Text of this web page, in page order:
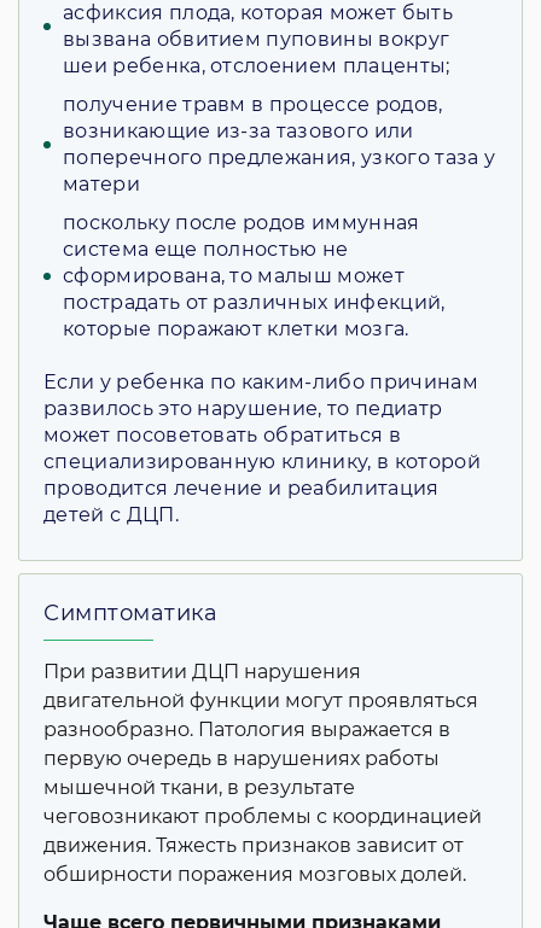
асфиксия плода, которая может быть
вызвана обвитием пуповины вокруг
шеи ребенка, отслоением плаценты;
получение травм в процессе родов,
возникающие из-за тазового или
поперечного предлежания, узкого таза у
матери
поскольку после родов иммунная
система еще полностью не
сформирована, то малыш может
пострадать от различных инфекций,
которые поражают клетки мозга.
Если у ребенка по каким-либо причинам
развилось это нарушение, то педиатр
может посоветовать обратиться в
специализированную клинику, в которой
проводится лечение и реабилитация
детей с ДЦП.
Симптоматика
При развитии ДЦП нарушения
двигательной функции могут проявляться
разнообразно. Патология выражается в
первую очередь в нарушениях работы
мышечной ткани, в результате
чеговозникают проблемы с координацией
движения. Тяжесть признаков зависит от
обширности поражения мозговых долей.
Чаще всего первичными признаками